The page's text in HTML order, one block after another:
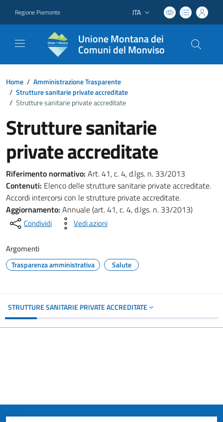
Regione Piemonte Lingua attiva:
ITA
Unione Montana dei
Comuni del Monviso
Home / Amministrazione Trasparente
/ Strutture sanitarie private accreditate
/ Strutture sanitarie private accreditate
Strutture sanitarie
private accreditate
Riferimento normativo: Art. 41, c. 4, d.lgs. n. 33/2013
Contenuti: Elenco delle strutture sanitarie private accreditate.
Accordi intercorsi con le strutture private accreditate.
Aggiornamento: Annuale (art. 41, c. 4, d.lgs. n. 33/2013)
Condividi Vedi azioni
Argomenti
Trasparenza amministrativa Salute
STRUTTURE SANITARIE PRIVATE ACCREDITATE